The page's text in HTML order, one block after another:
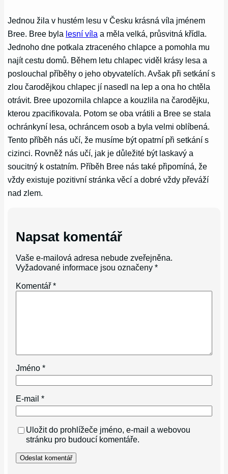
Jednou žila v hustém lesu v Česku krásná víla jménem
Bree. Bree byla lesní víla a měla velká, průsvitná křídla.
Jednoho dne potkala ztraceného chlapce a pomohla mu
najít cestu domů. Během letu chlapec viděl krásy lesa a
poslouchal příběhy o jeho obyvatelích. Avšak při setkání s
zlou čarodějkou chlapec jí nasedl na lep a ona ho chtěla
otrávit. Bree upozornila chlapce a kouzlila na čarodějku,
kterou zpacifikovala. Potom se oba vrátili a Bree se stala
ochránkyní lesa, ochráncem osob a byla velmi oblíbená.
Tento příběh nás učí, že musíme být opatrní při setkání s
cizinci. Rovněž nás učí, jak je důležité být laskavý a
soucitný k ostatním. Příběh Bree nás také připomíná, že
vždy existuje pozitivní stránka věcí a dobré vždy převáží
nad zlem.
Napsat komentář
Vaše e-mailová adresa nebude zveřejněna.
Vyžadované informace jsou označeny*
Komentář*
Jméno*
E-mail*
Uložit do prohlížeče jméno, e-mail a webovou
stránku pro budoucí komentáře.